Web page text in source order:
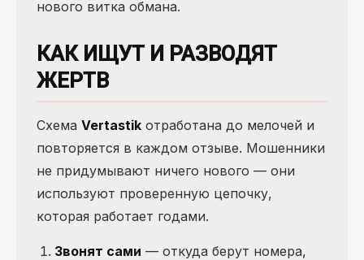
нового витка обмана.
КАК ИЩУТ И РАЗВОДЯТ
ЖЕРТВ
Схема Vertastik отработана до мелочей и
повторяется в каждом отзыве. Мошенники
не придумывают ничего нового — они
используют проверенную цепочку,
которая работает годами.
Звонят сами — откуда берут номера,